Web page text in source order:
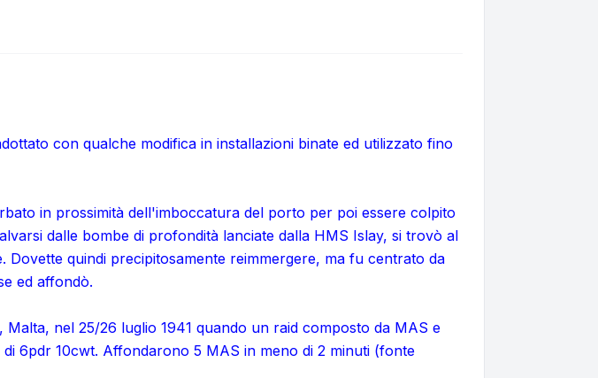
con qualche modifica in installazioni binate ed utilizzato fino
in prossimità dell'imboccatura del porto per poi essere colpito
dalle bombe di profondità lanciate dalla HMS Islay, si trovò al
quindi precipitosamente reimmergere, ma fu centrato da
ed affondò.
nel 25/26 luglio 1941 quando un raid composto da MAS e
6pdr 10cwt. Affondarono 5 MAS in meno di 2 minuti (fonte